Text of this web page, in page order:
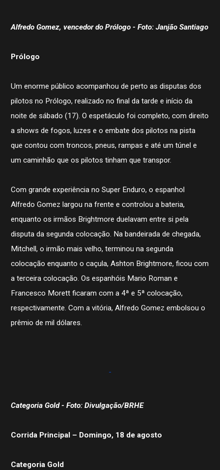
Alfredo Gomez, vencedor do Prólogo - Foto: Janjão Santiago
Prólogo
Um enorme público acompanhou de perto as disputas dos
pilotos no Prólogo, realizado no final da tarde e início da
noite de sábado (17). O espetáculo foi completo, com direito
a shows de fogos, luzes e o embate dos pilotos na pista
que contou com troncos, pneus, rampas e até um túnel e
um caminhão que os pilotos tinham que transpor.
Com grande experiência no Super Enduro, o espanhol
Alfredo Gomez largou na frente e controlou a bateria,
enquanto os irmãos Brightmore duelavam entre si pela
disputa da segunda colocação. Na bandeirada de chegada,
Mitchell, o irmão mais velho, terminou na segunda
colocação enquanto o caçula, Ashton Brightmore, ficou com
a terceira colocação. Os espanhóis Mario Roman e
Francesco Morett ficaram com a 4ª e 5ª colocação,
respectivamente. Com a vitória, Alfredo Gomez embolsou o
prêmio de mil dólares.
Categoria Gold - Foto: Divulgação/BRHE
Corrida Principal – Domingo, 18 de agosto
Categoria Gold